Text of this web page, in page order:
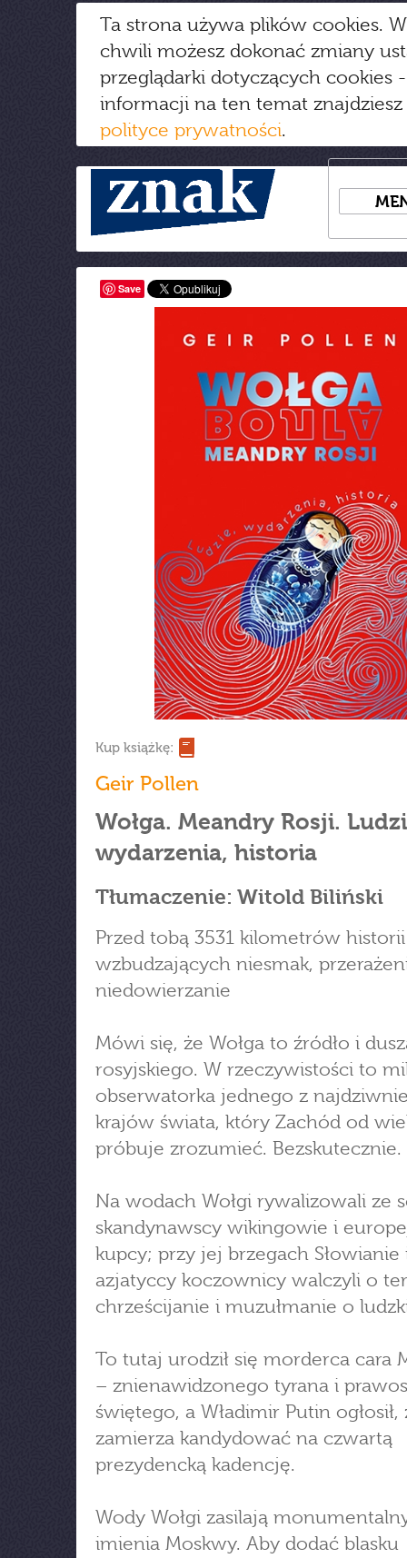
Ta strona używa plików cookies.
chwili możesz dokonać zmiany
przeglądarki dotyczących cookies
informacji na ten temat
polityce prywatności.
Save
Kup książkę:
Geir Pollen
Wołga. Meandry Rosji.
wydarzenia, historia
Tłumaczenie: Witold Biliński
Przed tobą 3531 kilometrów historii
wzbudzających niesmak,
niedowierzanie
Mówi się, że Wołga to źródło i
rosyjskiego. W rzeczywistości to
obserwatorka jednego z
krajów świata, który Zachód od
próbuje zrozumieć. Bezskutecznie.
Na wodach Wołgi rywalizowali ze
skandynawscy wikingowie i
kupcy; przy jej brzegach Słowianie
azjatyccy koczownicy walczyli o
chrześcijanie i muzułmanie o
To tutaj urodził się morderca cara
– znienawidzonego tyrana i
świętego, a Władimir Putin ogłosił,
zamierza kandydować na czwartą
prezydencką kadencję.
Wody Wołgi zasilają
imienia Moskwy. Aby dodać blasku